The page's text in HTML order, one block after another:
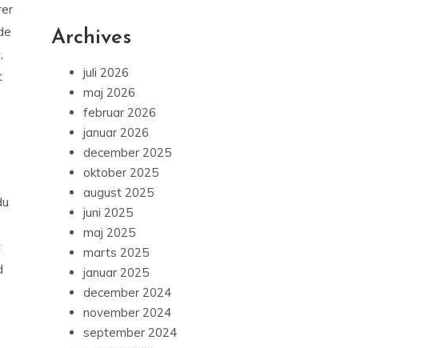
Archives
juli 2026
maj 2026
februar 2026
januar 2026
december 2025
oktober 2025
august 2025
juni 2025
maj 2025
marts 2025
januar 2025
december 2024
november 2024
september 2024